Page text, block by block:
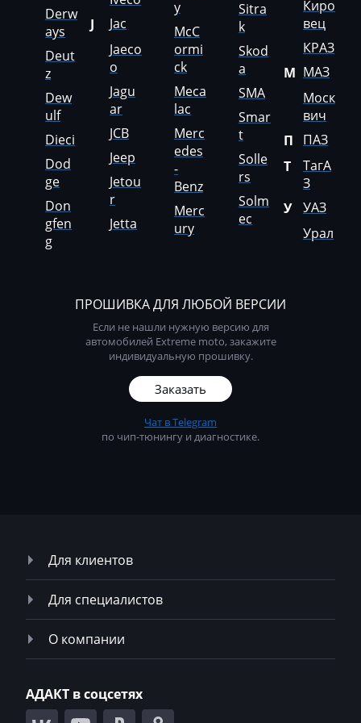
Mack
Madill
Magni
Mahindra
MAN
Manitou
Maserati
MasseyFerguson
McCloskey
Minelli
Mini
Mitsubishi
MTZ
Derw
ays
Deut
z
Dew
ulf
Dieci
Dod
ge
Don
gfen
g
J
Jac
Jaeco
o
Jagu
ar
JCB
Jeep
Jetou
r
Jetta
y
McC
ormi
ck
Meca
lac
Merc
edes
-
Benz
Merc
ury
Sitra
k
Skod
a
SMA
Smar
t
Solle
rs
Solm
ec
Киро
вец
КРАЗ
М МАЗ
Моск
вич
П
ПАЗ
Т
ТагА
З
У
УАЗ
Урал
ПРОШИВКА ДЛЯ ЛЮБОЙ ВЕРСИИ
Если не нашли нужную версию для
автомобилей Extreme moto, закажите
индивидуальную прошивку.
Заказать
Чат в Telegram
по чип-тюнингу и диагностике.
Для клиентов
Для специалистов
О компании
АДАКТ в соцсетях